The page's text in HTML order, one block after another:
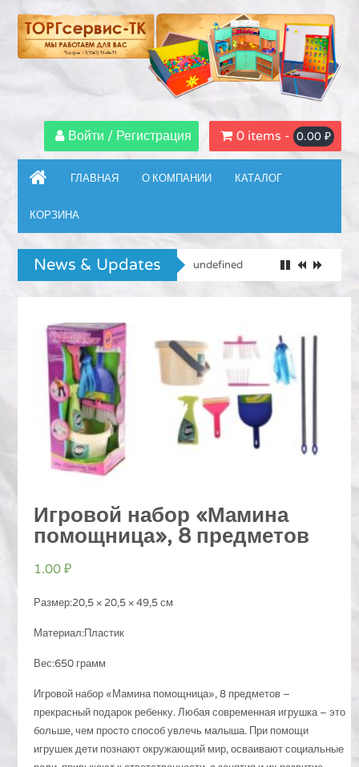
Войти / Регистрация 0 items - 0.00 ₽
ГЛАВНАЯ О КОМПАНИИ КАТАЛОГ
КОРЗИНА
News & Updates undefined
Игровой набор «Мамина
помощница», 8 предметов
1.00₽
Размер:20,5 × 20,5 × 49,5 см
Материал:Пластик
Вес:650 грамм
Игровой набор «Мамина помощница», 8 предметов –
прекрасный подарок ребенку. Любая современная игрушка – это
больше, чем просто способ увлечь малыша. При помощи
игрушек дети познают окружающий мир, осваивают социальные